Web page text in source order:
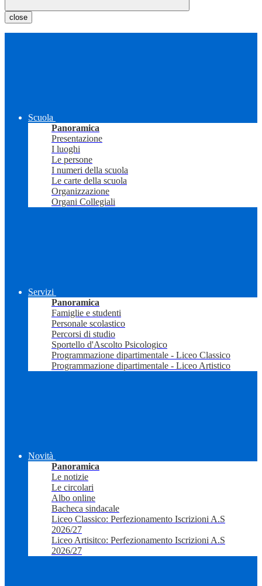
close
Scuola
Panoramica
Presentazione
I luoghi
Le persone
I numeri della scuola
Le carte della scuola
Organizzazione
Organi Collegiali
Servizi
Panoramica
Famiglie e studenti
Personale scolastico
Percorsi di studio
Sportello d'Ascolto Psicologico
Programmazione dipartimentale - Liceo Classico
Programmazione dipartimentale - Liceo Artistico
Novità
Panoramica
Le notizie
Le circolari
Albo online
Bacheca sindacale
Liceo Classico: Perfezionamento Iscrizioni A.S
2026/27
Liceo Artisitco: Perfezionamento Iscrizioni A.S
2026/27